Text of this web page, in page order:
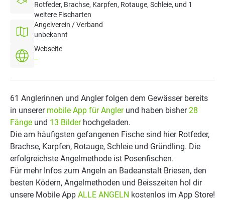
Rotfeder, Brachse, Karpfen, Rotauge, Schleie, und 1
weitere Fischarten
Angelverein / Verband
unbekannt
Webseite
--
61 Anglerinnen und Angler folgen dem Gewässer bereits
in unserer mobile App für Anglerund haben bisher28
Fänge und 13 Bilderhochgeladen.
Die am häufigsten gefangenen Fische sind hier Rotfeder,
Brachse, Karpfen, Rotauge, Schleie und Gründling. Die
erfolgreichste Angelmethode ist Posenfischen.
Für mehr Infos zum Angeln an Badeanstalt Briesen, den
besten Ködern, Angelmethoden und Beisszeiten hol dir
unsere Mobile App ALLE ANGELN kostenlos im App Store!